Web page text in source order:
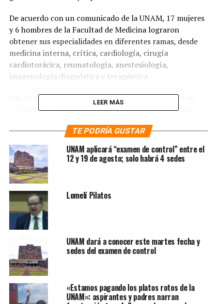
De acuerdo con un comunicado de la UNAM, 17 mujeres
y 6 hombres de la Facultad de Medicina lograron
obtener sus especialidades en diferentes ramas, desde
medicina interna, crítica, cardiología, cirugía
cardiotorácica, reumatología, anestesiología,
imagenología diagnóstica y terapéutica.
Los 16 trabajos recepcionales o tesis se realizaron en
282 días, a pesar de que desde el pasado 23 de marzo, el
se implementaron una serie de medidas de restricción
física, por lo que las 37 semanas siguientes, los
estudiantes continuaron con sus investigaciones.
Los posgraduados de esta institución señalaron que en
promedio elaboraron un tesis médica relacionada al
Covid-19 cada 17.6 días.
suma la UNAM al rescate
del hábitat del colibrí
Entre los trabajos recepcionales se identifican 6 para
obtener el grado de especialista en medicina interna y
LEER MÁS
TE PODRÍA GUSTAR
UNAM aplicará “examen de control” entre el
12 y 19 de agosto; solo habrá 4 sedes
Lomelí Pilatos
UNAM dará a conocer este martes fecha y
sedes del examen de control
«Estamos pagando los platos rotos de la
UNAM»: aspirantes y padres narran